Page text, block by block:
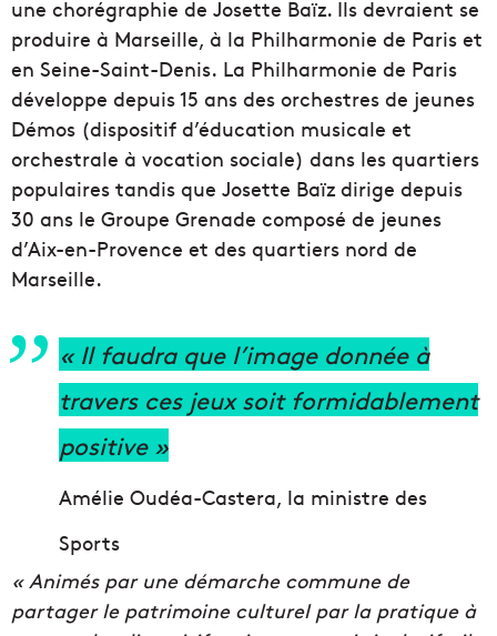
une chorégraphie de Josette Baïz. Ils devraient se
produire à Marseille, à la Philharmonie de Paris et
en Seine-Saint-Denis. La Philharmonie de Paris
développe depuis 15 ans des orchestres de jeunes
Démos (dispositif d’éducation musicale et
orchestrale à vocation sociale) dans les quartiers
populaires tandis que Josette Baïz dirige depuis
30 ans le Groupe Grenade composé de jeunes
d’Aix-en-Provence et des quartiers nord de
Marseille.
« Il faudra que l’image donnée à
travers ces jeux soit formidablement
positive »
Amélie Oudéa-Castera, la ministre des
Sports
« Animés par une démarche commune de
partager le patrimoine culturel par la pratique à